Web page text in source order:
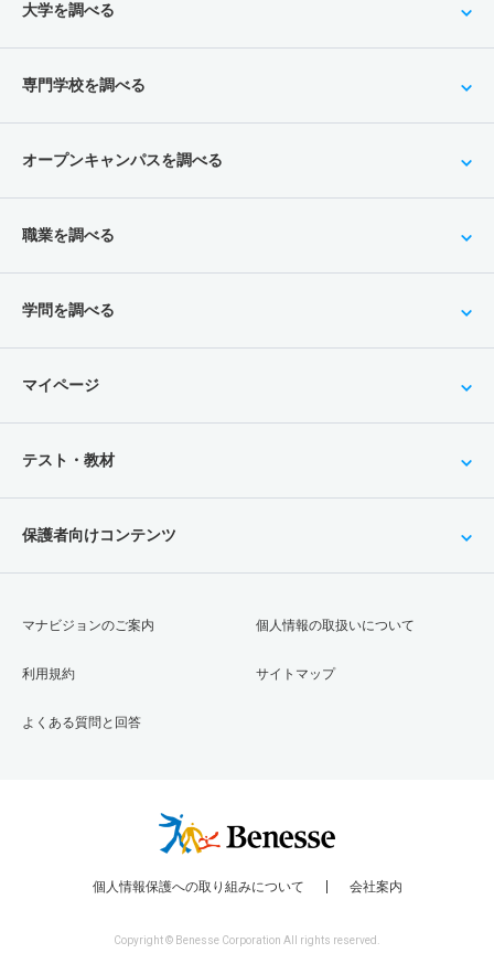
大学を調べる
専門学校を調べる
オープンキャンパスを調べる
職業を調べる
学問を調べる
マイページ
テスト・教材
保護者向けコンテンツ
マナビジョンのご案内
利用規約
よくある質問と回答
個人情報の取扱いについて
サイトマップ
個人情報保護への取り組みについて 会社案内
Copyright © Benesse Corporation All rights reserved.